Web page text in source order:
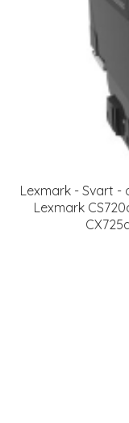
Lexmark - Svart -
Lexmark